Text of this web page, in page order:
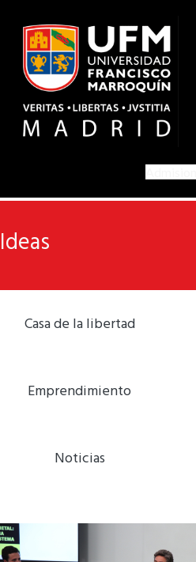
Ideas
Casa de la libertad
Emprendimiento
Noticias